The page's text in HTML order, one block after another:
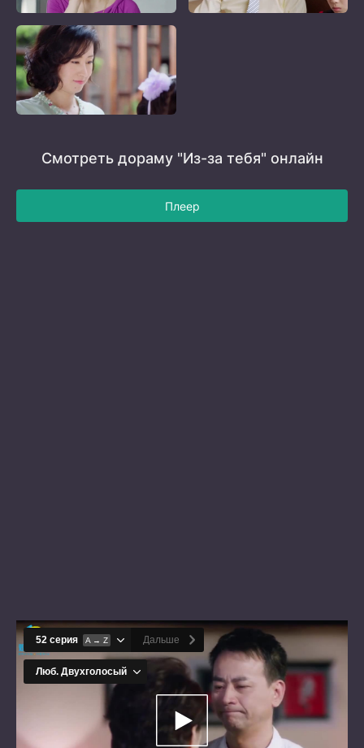
Смотреть дораму "Из-за тебя" онлайн
Плеер